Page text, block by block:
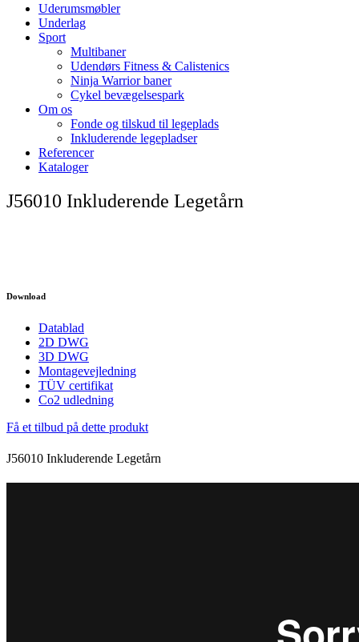
Uderumsmøbler
Underlag
Sport
Multibaner
Udendørs Fitness & Calistenics
Ninja Warrior baner
Cykel bevægelsespark
Om os
Fonde og tilskud til legeplads
Inkluderende legepladser
Referencer
Kataloger
J56010 Inkluderende Legetårn
Download
Datablad
2D DWG
3D DWG
Montagevejledning
TÜV certifikat
Co2 udledning
Få et tilbud på dette produkt
J56010 Inkluderende Legetårn